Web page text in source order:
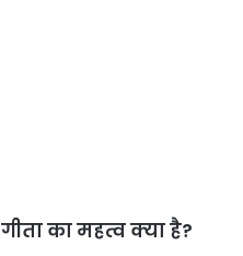
का महत्व क्या है?